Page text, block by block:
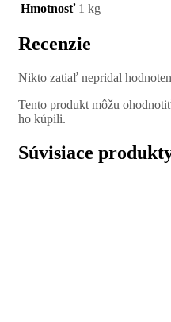
Hmotnosť 1 kg
Recenzie
Nikto zatiaľ nepridal
Tento produkt môžu
ho kúpili.
Súvisiace